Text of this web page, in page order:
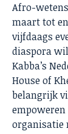
Afro-
maart tot
vijfdaags
diaspora
Kabba’s
House of
belangrijk
empoweren
organisatie